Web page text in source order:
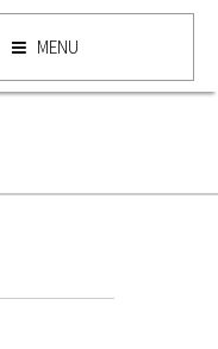
MENU